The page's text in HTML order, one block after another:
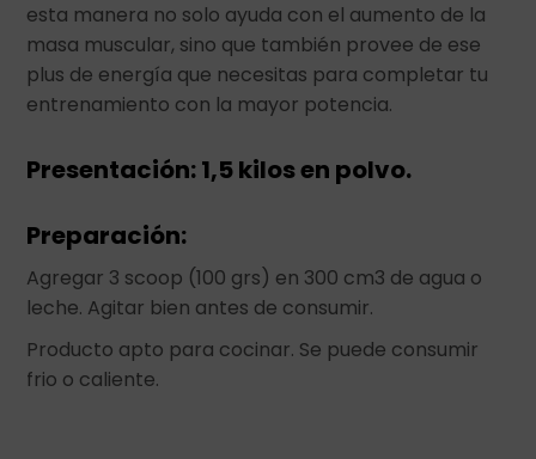
esta manera no solo ayuda con el aumento de la
masa muscular, sino que también provee de ese
plus de energía que necesitas para completar tu
entrenamiento con la mayor potencia.
Presentación: 1,5 kilos en polvo.
Preparación:
Agregar 3 scoop (100 grs) en 300 cm3 de agua o
leche. Agitar bien antes de consumir.
Producto apto para cocinar. Se puede consumir
frio o caliente.